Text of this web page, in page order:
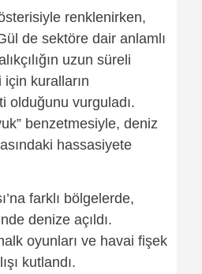
renklenirken,
de sektöre dair anlamlı
uzun süreli
kuralların
olduğunu vurguladı.
benzetmesiyle, deniz
hassasiyete
farklı bölgelerde,
denize açıldı.
oyunları ve havai fişek
kutlandı.